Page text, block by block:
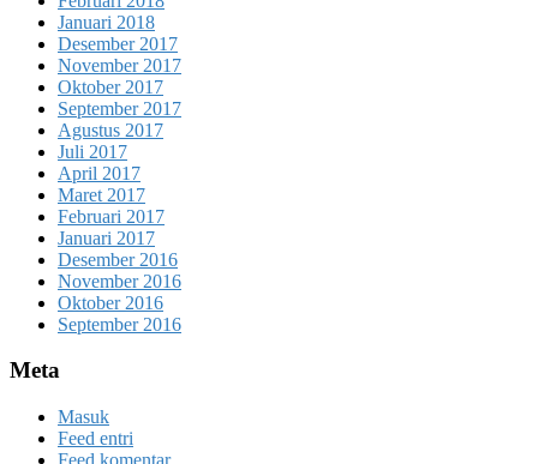
Januari 2018
Desember 2017
November 2017
Oktober 2017
September 2017
Agustus 2017
Juli 2017
April 2017
Maret 2017
Februari 2017
Januari 2017
Desember 2016
November 2016
Oktober 2016
September 2016
Meta
Masuk
Feed entri